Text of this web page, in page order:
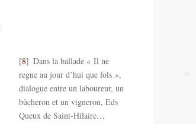
8
Dans la ballade « Il ne
regne au jour d’hui que fols »,
dialogue entre un laboureur, un
bûcheron et un vigneron, Eds
Queux de Saint-Hilaire…